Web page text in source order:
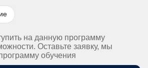
на данную программу
Оставьте заявку, мы
обучения